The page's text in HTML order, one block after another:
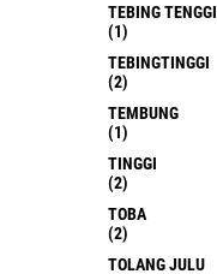
TEBING TENGGI
(1)
TEBINGTINGGI
(2)
TEMBUNG
(1)
TINGGI
(2)
TOBA
(2)
TOLANG JULU